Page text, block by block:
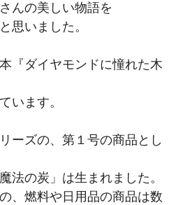
んの美しい物語を
思いました。
『ダイヤモンドに憧れた木
います。
ーズの、第１号の商品とし
法の炭」は生まれました。
、燃料や日用品の商品は数